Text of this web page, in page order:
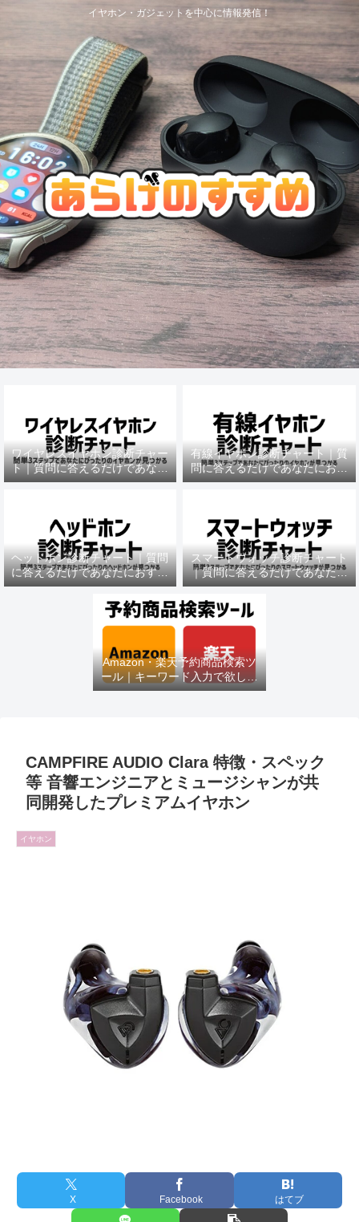
イヤホン・ガジェットを中心に情報発信！
ワイヤレスイヤホン診断チャー
ト｜質問に答えるだけであなた
におすすめの機種がわかる
有線イヤホン診断チャート｜質
問に答えるだけであなたにおす
すめの機種がわかる
ヘッドホン診断チャート｜質問
に答えるだけであなたにおすす
めの機種がわかる
スマートウォッチ診断チャート
｜質問に答えるだけであなたに
おすすめの機種がわかる
Amazon・楽天予約商品検索ツ
ール｜キーワード入力で欲しい
商品を即チェック
CAMPFIRE AUDIO Clara 特徴・スペック
等 音響エンジニアとミュージシャンが共
同開発したプレミアムイヤホン
イヤホン
X Facebook はてブ